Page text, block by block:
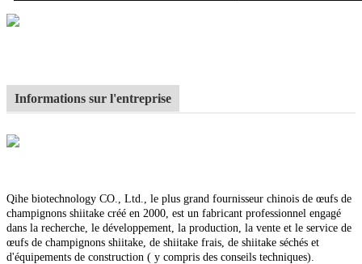
Informations sur l'entreprise
Qihe biotechnology CO., Ltd., le plus grand fournisseur chinois de œufs de
champignons shiitake créé en 2000, est un fabricant professionnel engagé
dans la recherche, le développement, la production, la vente et le service de
œufs de champignons shiitake, de shiitake frais, de shiitake séchés et
d'équipements de construction ( y compris des conseils techniques).